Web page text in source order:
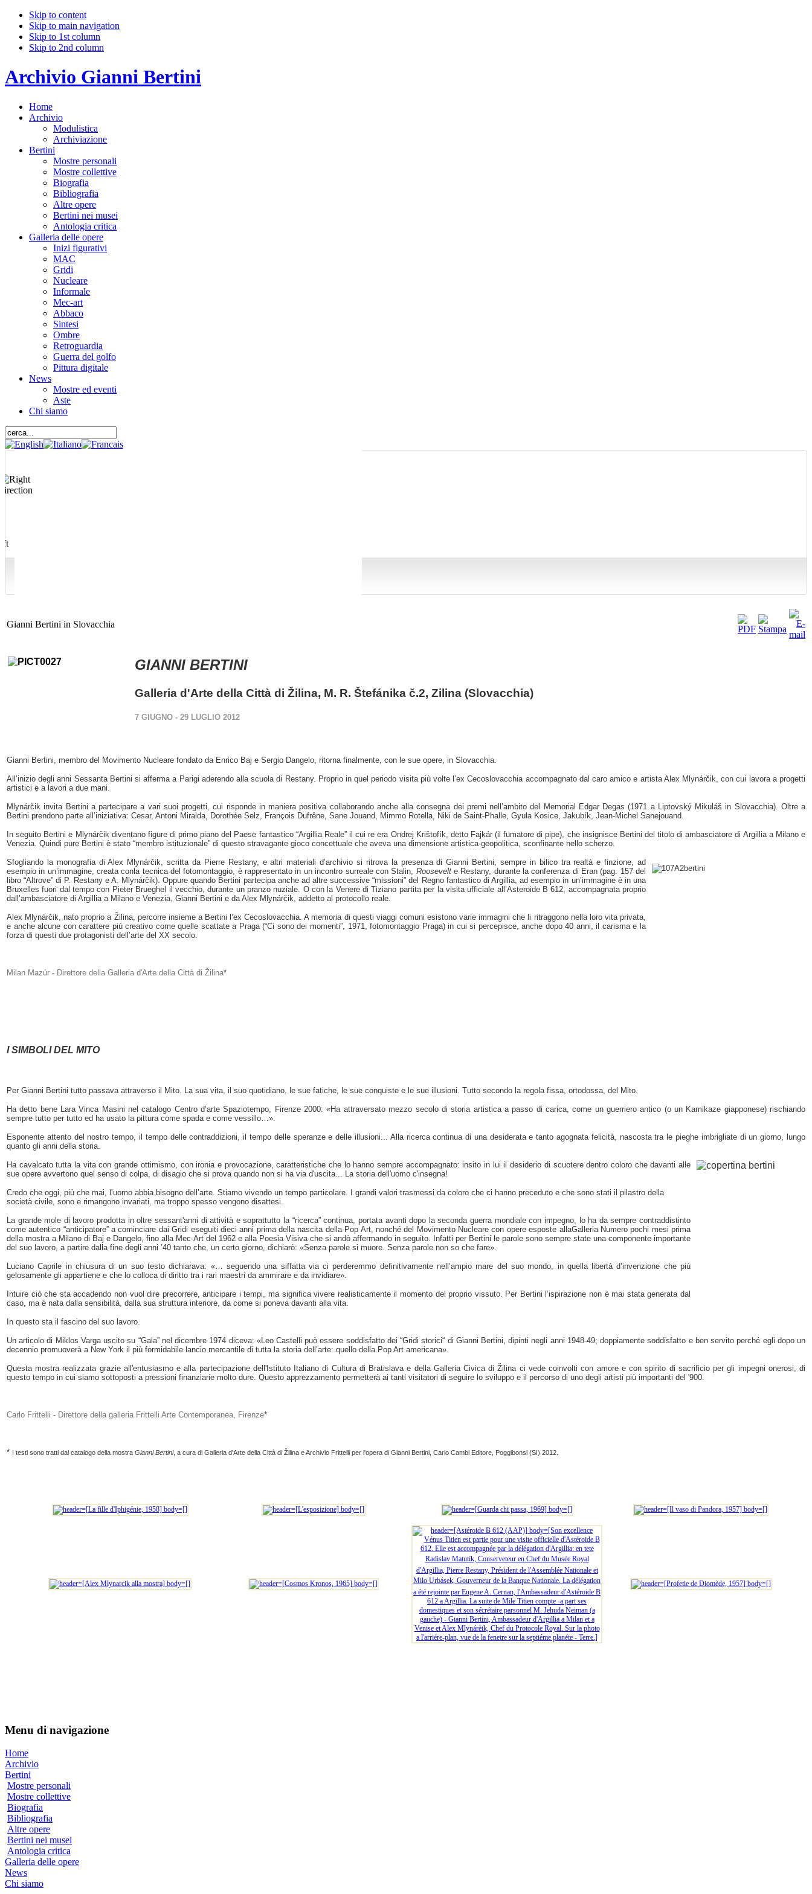
Skip to content
Skip to main navigation
Skip to 1st column
Skip to 2nd column
Archivio Gianni Bertini
Home
Archivio
Modulistica
Archiviazione
Bertini
Mostre personali
Mostre collettive
Biografia
Bibliografia
Altre opere
Bertini nei musei
Antologia critica
Galleria delle opere
Inizi figurativi
MAC
Gridi
Nucleare
Informale
Mec-art
Abbaco
Sintesi
Ombre
Retroguardia
Guerra del golfo
Pittura digitale
News
Mostre ed eventi
Aste
Chi siamo
Gianni Bertini in Slovacchia
GIANNI BERTINI
Galleria d'Arte della Città di Žilina, M. R. Štefánika č.2, Zilina (Slovacchia)
7 GIUGNO - 29 LUGLIO 2012
Gianni Bertini, membro del Movimento Nucleare fondato da Enrico Baj e Sergio Dangelo, ritorna finalmente, con le sue opere, in Slovacchia.
All’inizio degli anni Sessanta Bertini si afferma a Parigi aderendo alla scuola di Restany. Proprio in quel periodo visita più volte l’ex Cecoslovacchia accompagnato dal caro amico e artista Alex Mlynárčik, con cui lavora a progetti
artistici e a lavori a due mani.
Mlynárčik invita Bertini a partecipare a vari suoi progetti, cui risponde in maniera positiva collaborando anche alla consegna dei premi nell’ambito del Memorial Edgar Degas (1971 a Liptovský Mikuláš in Slovacchia). Oltre a
Bertini prendono parte all’iniziativa: Cesar, Antoni Miralda, Dorothée Selz, François Dufrêne, Sane Jouand, Mimmo Rotella, Niki de Saint-Phalle, Gyula Kosice, Jakubík, Jean-Michel Sanejouand.
In seguito Bertini e Mlynárčik diventano figure di primo piano del Paese fantastico “Argillia Reale” il cui re era Ondrej Krištofík, detto Fajkár (il fumatore di pipe), che insignisce Bertini del titolo di ambasciatore di Argillia a Milano e
Venezia. Quindi pure Bertini è stato “membro istituzionale” di questo stravagante gioco concettuale che aveva una dimensione artistica-geopolitica, sconfinante nello scherzo.
Sfogliando la monografia di Alex Mlynárčik, scritta da Pierre Restany, e altri materiali d’archivio si ritrova la presenza di Gianni Bertini, sempre in bilico tra realtà e finzione, ad
esempio in un’immagine, creata conla tecnica del fotomontaggio, è rappresentato in un incontro surreale con Stalin, Roosevelte Restany, durante la conferenza di Eran (pag. 157 del
libro “Altrove” di P. Restany e A. Mlynárčik). Oppure quando Bertini partecipa anche ad altre successive “missioni” del Regno fantastico di Argillia, ad esempio in un’immagine è in una
Bruxelles fuori dal tempo con Pieter Brueghel il vecchio, durante un pranzo nuziale. O con la Venere di Tiziano partita per la visita ufficiale all’Asteroide B 612, accompagnata proprio
dall’ambasciatore di Argillia a Milano e Venezia, Gianni Bertini e da Alex Mlynárčik, addetto al protocollo reale.
Alex Mlynárčik, nato proprio a Žilina, percorre insieme a Bertini l’ex Cecoslovacchia. A memoria di questi viaggi comuni esistono varie immagini che li ritraggono nella loro vita privata,
e anche alcune con carattere più creativo come quelle scattate a Praga (“Ci sono dei momenti”, 1971, fotomontaggio Praga) in cui si percepisce, anche dopo 40 anni, il carisma e la
forza di questi due protagonisti dell’arte del XX secolo.
Milan Mazúr - Direttore della Galleria d'Arte della Città di Žilina*
I SIMBOLI DEL MITO
Per Gianni Bertini tutto passava attraverso il Mito. La sua vita, il suo quotidiano, le sue fatiche, le sue conquiste e le sue illusioni. Tutto secondo la regola fissa, ortodossa, del Mito.
Ha detto bene Lara Vinca Masini nel catalogo Centro d’arte Spaziotempo, Firenze 2000: «Ha attraversato mezzo secolo di storia artistica a passo di carica, come un guerriero antico (o un Kamikaze giapponese) rischiando
sempre tutto per tutto ed ha usato la pittura come spada e come vessillo…».
Esponente attento del nostro tempo, il tempo delle contraddizioni, il tempo delle speranze e delle illusioni... Alla ricerca continua di una desiderata e tanto agognata felicità, nascosta tra le pieghe imbrigliate di un giorno, lungo
quanto gli anni della storia.
Ha cavalcato tutta la vita con grande ottimismo, con ironia e provocazione, caratteristiche che lo hanno sempre accompagnato: insito in lui il desiderio di scuotere dentro coloro che davanti alle
sue opere avvertono quel senso di colpa, di disagio che si prova quando non si ha via d'uscita... La storia dell'uomo c'insegna!
Credo che oggi, più che mai, l’uomo abbia bisogno dell’arte. Stiamo vivendo un tempo particolare. I grandi valori trasmessi da coloro che ci hanno preceduto e che sono stati il pilastro della
società civile, sono e rimangono invariati, ma troppo spesso vengono disattesi.
La grande mole di lavoro prodotta in oltre sessant'anni di attività e soprattutto la “ricerca” continua, portata avanti dopo la seconda guerra mondiale con impegno, lo ha da sempre contraddistinto
come autentico “anticipatore” a cominciare dai Gridi eseguiti dieci anni prima della nascita della Pop Art, nonché del Movimento Nucleare con opere esposte allaGalleria Numero pochi mesi prima
della mostra a Milano di Baj e Dangelo, fino alla Mec-Art del 1962 e alla Poesia Visiva che si andò affermando in seguito. Infatti per Bertini le parole sono sempre state una componente importante
del suo lavoro, a partire dalla fine degli anni ’40 tanto che, un certo giorno, dichiarò: «Senza parole si muore. Senza parole non so che fare».
Luciano Caprile in chiusura di un suo testo dichiarava: «… seguendo una siffatta via ci perderemmo definitivamente nell’ampio mare del suo mondo, in quella libertà d’invenzione che più
gelosamente gli appartiene e che lo colloca di diritto tra i rari maestri da ammirare e da invidiare».
Intuire ciò che sta accadendo non vuol dire precorrere, anticipare i tempi, ma significa vivere realisticamente il momento del proprio vissuto. Per Bertini l’ispirazione non è mai statagenerata dal
caso, ma è nata dalla sensibilità, dalla sua struttura interiore, da come si poneva davanti alla vita.
In questo sta il fascino del suo lavoro.
Un articolo di Miklos Varga uscito su “Gala” nel dicembre 1974 diceva: «Leo Castelli può essere soddisfatto dei “Gridi storici“ di Gianni Bertini, dipinti negli anni 1948-49; doppiamente soddisfatto e ben servito perché egli dopo un
decennio promuoverà a New York il più formidabile lancio mercantile di tutta la storia dell’arte: quello della Pop Art americana».
Questa mostra realizzata grazie all'entusiasmo e alla partecipazione dell'Istituto Italiano di Cultura di Bratislava e della Galleria Civica di Žilina ci vede coinvolti con amore e con spirito di sacrificio per gli impegni onerosi, di
questo tempo in cui siamo sottoposti a pressioni finanziarie molto dure. Questo apprezzamento permetterà ai tanti visitatori di seguire lo sviluppo e il percorso di uno degli artisti più importanti del '900.
Carlo Frittelli - Direttore della galleria Frittelli Arte Contemporanea, Firenze*
* I testi sono tratti dal catalogo della mostra Gianni Bertini, a cura di Galleria d'Arte della Città di Žilina e Archivio Frittelli per l'opera di Gianni Bertini, Carlo Cambi Editore, Poggibonsi (SI) 2012.
Menu di navigazione
Home
Archivio
Bertini
Mostre personali
Mostre collettive
Biografia
Bibliografia
Altre opere
Bertini nei musei
Antologia critica
Galleria delle opere
News
Chi siamo